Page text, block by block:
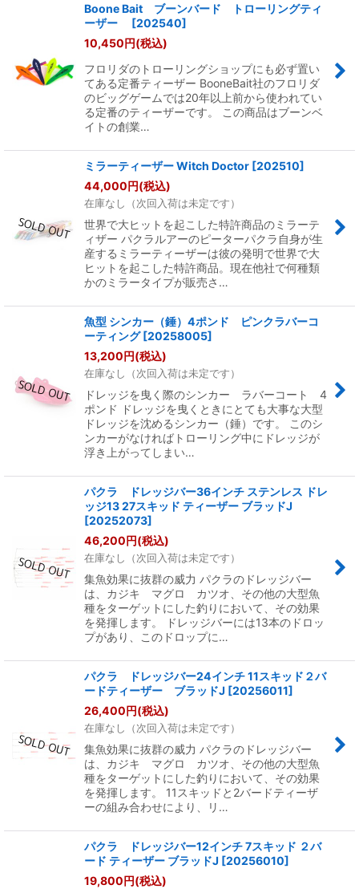
Boone Bait ブーンバード トローリングティ
ーザー
[202540]
10,450円(税込)
フロリダのトローリングショップにも必ず置い
てある定番ティーザー BooneBait社のフロリダ
のビッグゲームでは20年以上前から使われてい
る定番のティーザーです。 この商品はブーンベ
イトの創業…
ミラーティーザー Witch Doctor [202510]
44,000円(税込)
在庫なし（次回入荷は未定です）
世界で大ヒットを起こした特許商品のミラーテ
ィザー パクラルアーのピーターパクラ自身が生
産するミラーティーザーは彼の発明で世界で大
ヒットを起こした特許商品。現在他社で何種類
かのミラータイプが販売さ…
魚型 シンカー（錘）4ポンド ピンクラバーコ
ーティング [20258005]
13,200円(税込)
在庫なし（次回入荷は未定です）
ドレッジを曳く際のシンカー ラバーコート 4
ポンド ドレッジを曳くときにとても大事な大型
ドレッジを沈めるシンカー（錘）です。 このシ
ンカーがなければトローリング中にドレッジが
浮き上がってしまい…
パクラ ドレッジバー36インチ ステンレス ドレ
ッジ13 27スキッド ティーザー ブラッドJ
[20252073]
46,200円(税込)
在庫なし（次回入荷は未定です）
集魚効果に抜群の威力 パクラのドレッジバー
は、カジキ マグロ カツオ、その他の大型魚
種をターゲットにした釣りにおいて、その効果
を発揮します。 ドレッジバーには13本のドロッ
プがあり、このドロップに…
パクラ ドレッジバー24インチ 11スキッド２バ
ードティーザー ブラッドJ [20256011]
26,400円(税込)
在庫なし（次回入荷は未定です）
集魚効果に抜群の威力 パクラのドレッジバー
は、カジキ マグロ カツオ、その他の大型魚
種をターゲットにした釣りにおいて、その効果
を発揮します。 11スキッドと2バードティーザ
ーの組み合わせにより、リ…
パクラ ドレッジバー12インチ 7スキッド ２バ
ード ティーザー ブラッドJ [20256010]
19,800円(税込)